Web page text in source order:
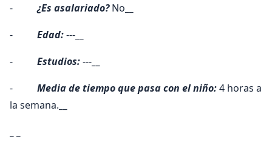
-¿Es asalariado?No
- Edad:---
- Estudios:---
- Media de tiempo que pasa con el niño:4 horas a
la semana.